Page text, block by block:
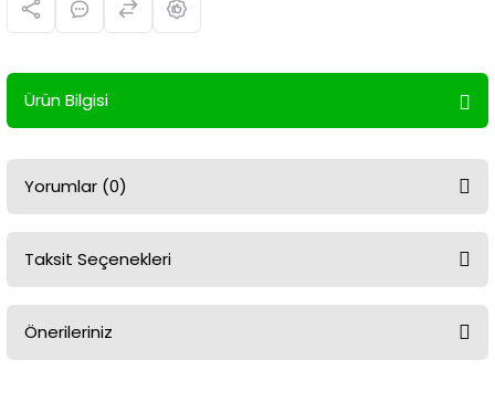
Ürün Bilgisi
Yorumlar (0)
Taksit Seçenekleri
Önerileriniz